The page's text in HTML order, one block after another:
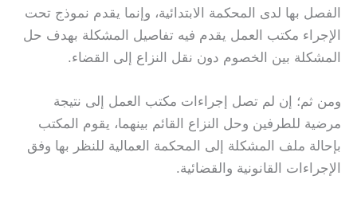
الفصل بها لدى المحكمة الابتدائية، وإنما يقدم نموذج تحت
الإجراء مكتب العمل يقدم فيه تفاصيل المشكلة بهدف حل
المشكلة بين الخصوم دون نقل النزاع إلى القضاء.
ومن ثم؛ إن لم تصل إجراءات مكتب العمل إلى نتيجة
مرضية للطرفين وحل النزاع القائم بينهما، يقوم المكتب
بإحالة ملف المشكلة إلى المحكمة العمالية للنظر بها وفق
الإجراءات القانونية والقضائية.